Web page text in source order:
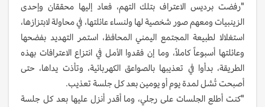
"رفضت برديس الاعتراف بتلك التهم، فعاد إليها محققان وإحدى
الزينبيات ومعهم صور شخصية لها ولنساء عائلتها، في محاولة لابتزازها،
استغلالا لطبيعة المجتمع اليمني المحافظ، استمر التهديد بفضحها
وعائلتها أسبوعاً كاملاً، وما إن فقدوا الأمل في انتزاع الاعترافات بهذه
الطريقة، بدأوا في تعذيبها بالصواعق الكهربائية، وتأذت يداها، حتى
أصبحت تُشل لمدة يوم أو يومين بعد كل جلسة تعذيب.
"كنت أطلع الجلسات على رجلي، وما أقدر أنزل عليها بعد كل جلسة